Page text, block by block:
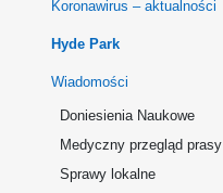
Koronawirus – aktualności
Hyde Park
Wiadomości
Doniesienia Naukowe
Medyczny przegląd prasy
Sprawy lokalne